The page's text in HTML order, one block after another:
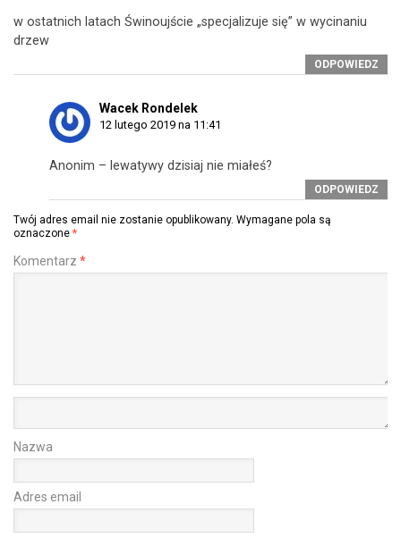
w ostatnich latach Świnoujście „specjalizuje się” w wycinaniu
drzew
ODPOWIEDZ
Wacek Rondelek
12 lutego 2019 na 11:41
Anonim – lewatywy dzisiaj nie miałeś?
ODPOWIEDZ
Twój adres email nie zostanie opublikowany. Wymagane pola są
oznaczone *
Komentarz *
Nazwa
Adres email